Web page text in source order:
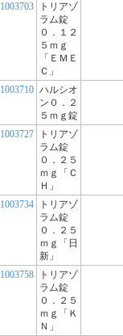
1003703
トリアゾ
ラム錠
０．１２
５ｍｇ
「ＥＭＥ
Ｃ」
1003710 ハルシオ
ン０．２
５ｍｇ錠
1003727
トリアゾ
ラム錠
０．２５
ｍｇ「Ｃ
Ｈ」
1003734
トリアゾ
ラム錠
０．２５
ｍｇ「日
新」
1003758
トリアゾ
ラム錠
０．２５
ｍｇ「Ｋ
Ｎ」